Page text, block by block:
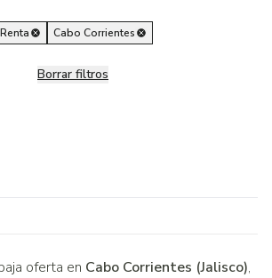
Renta Cabo Corrientes
Borrar filtros
oferta en Cabo Corrientes (Jalisco),